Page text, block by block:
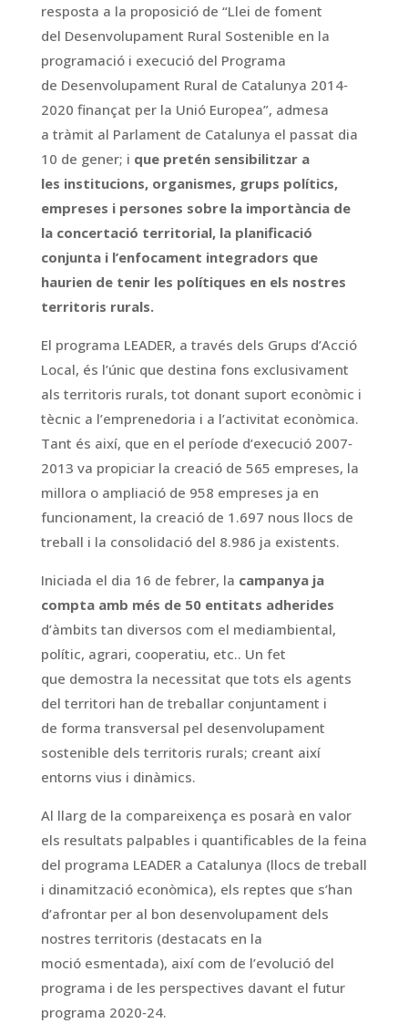
resposta a la proposició de “Llei de foment
del Desenvolupament Rural Sostenible en la
programació i execució del Programa
de Desenvolupament Rural de Catalunya 2014‐
2020 finançat per la Unió Europea”, admesa
a tràmit al Parlament de Catalunya el passat dia
10 de gener; i que pretén sensibilitzar a
les institucions, organismes, grups polítics,
empreses i persones sobre la importància de
la concertació territorial, la planificació
conjunta i l’enfocament integradors que
haurien de tenir les polítiques en els nostres
territoris rurals.
El programa LEADER, a través dels Grups d’Acció
Local, és l’únic que destina fons exclusivament
als territoris rurals, tot donant suport econòmic i
tècnic a l’emprenedoria i a l’activitat econòmica.
Tant és així, que en el període d’execució 2007‐
2013 va propiciar la creació de 565 empreses, la
millora o ampliació de 958 empreses ja en
funcionament, la creació de 1.697 nous llocs de
treball i la consolidació del 8.986 ja existents.
Iniciada el dia 16 de febrer, la campanya ja
compta amb més de 50 entitats adherides
d’àmbits tan diversos com el mediambiental,
polític, agrari, cooperatiu, etc.. Un fet
que demostra la necessitat que tots els agents
del territori han de treballar conjuntament i
de forma transversal pel desenvolupament
sostenible dels territoris rurals; creant així
entorns vius i dinàmics.
Al llarg de la compareixença es posarà en valor
els resultats palpables i quantificables de la feina
del programa LEADER a Catalunya (llocs de treball
i dinamització econòmica), els reptes que s’han
d’afrontar per al bon desenvolupament dels
nostres territoris (destacats en la
moció esmentada), així com de l’evolució del
programa i de les perspectives davant el futur
programa 2020‐24.